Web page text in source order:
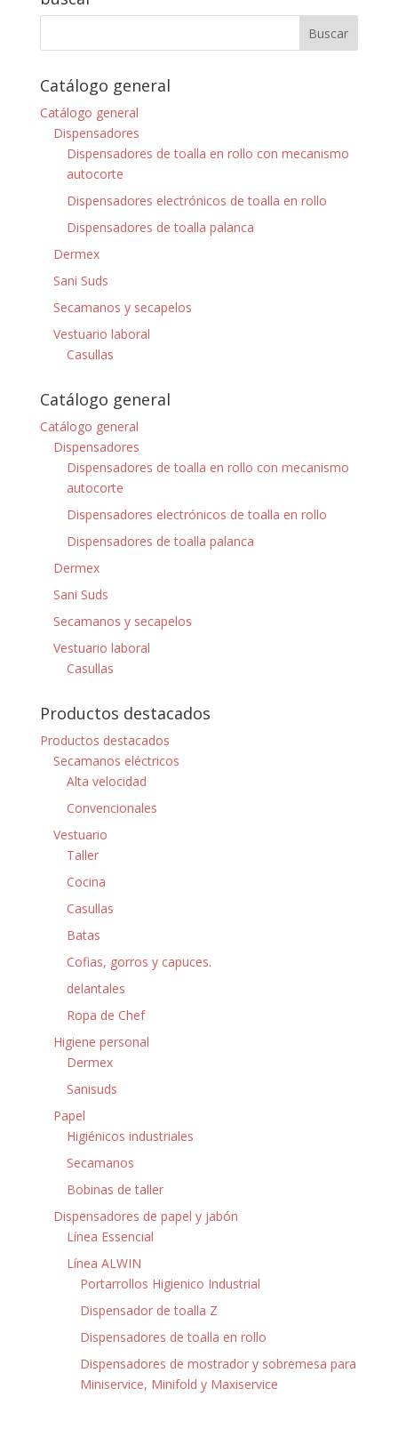
Catálogo general
Catálogo general
Dispensadores
Dispensadores de toalla en rollo con mecanismo
autocorte
Dispensadores electrónicos de toalla en rollo
Dispensadores de toalla palanca
Dermex
Sani Suds
Secamanos y secapelos
Vestuario laboral
Casullas
Catálogo general
Catálogo general
Dispensadores
Dispensadores de toalla en rollo con mecanismo
autocorte
Dispensadores electrónicos de toalla en rollo
Dispensadores de toalla palanca
Dermex
Sani Suds
Secamanos y secapelos
Vestuario laboral
Casullas
Productos destacados
Productos destacados
Secamanos eléctricos
Alta velocidad
Convencionales
Vestuario
Taller
Cocina
Casullas
Batas
Cofias, gorros y capuces.
delantales
Ropa de Chef
Higiene personal
Dermex
Sanisuds
Papel
Higiénicos industriales
Secamanos
Bobinas de taller
Dispensadores de papel y jabón
Línea Essencial
Línea ALWIN
Portarrollos Higienico Industrial
Dispensador de toalla Z
Dispensadores de toalla en rollo
Dispensadores de mostrador y sobremesa para
Miniservice, Minifold y Maxiservice